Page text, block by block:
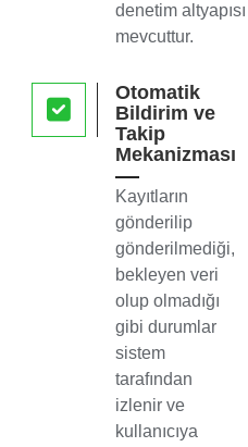
denetim altyapısı
mevcuttur.
Otomatik
Bildirim ve
Takip
Mekanizması
Kayıtların
gönderilip
gönderilmediği,
bekleyen veri
olup olmadığı
gibi durumlar
sistem
tarafından
izlenir ve
kullanıcıya